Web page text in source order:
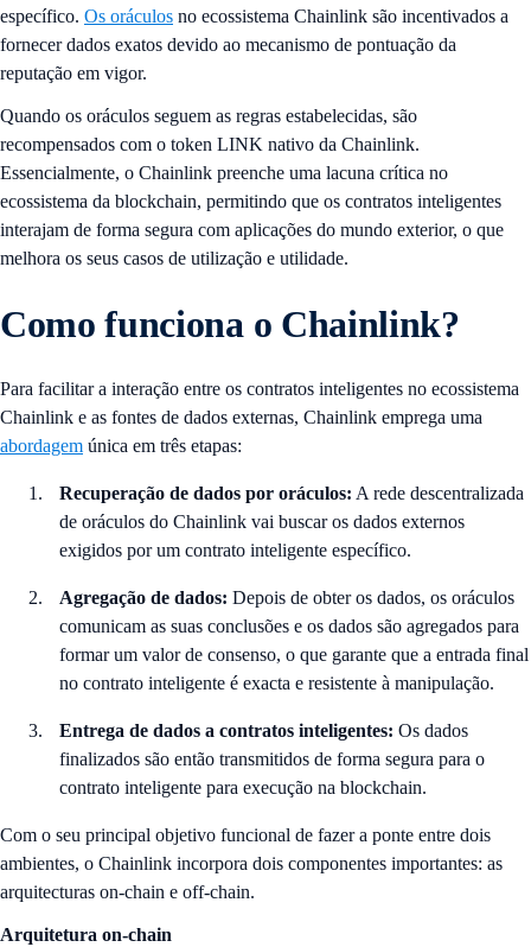
específico. Os oráculos no ecossistema Chainlink são incentivados a
fornecer dados exatos devido ao mecanismo de pontuação da
reputação em vigor.
Quando os oráculos seguem as regras estabelecidas, são
recompensados com o token LINK nativo da Chainlink.
Essencialmente, o Chainlink preenche uma lacuna crítica no
ecossistema da blockchain, permitindo que os contratos inteligentes
interajam de forma segura com aplicações do mundo exterior, o que
melhora os seus casos de utilização e utilidade.
Como funciona o Chainlink?
Para facilitar a interação entre os contratos inteligentes no ecossistema
Chainlink e as fontes de dados externas, Chainlink emprega uma
abordagem única em três etapas:
Recuperação de dados por oráculos: A rede descentralizada
de oráculos do Chainlink vai buscar os dados externos
exigidos por um contrato inteligente específico.
Agregação de dados: Depois de obter os dados, os oráculos
comunicam as suas conclusões e os dados são agregados para
formar um valor de consenso, o que garante que a entrada final
no contrato inteligente é exacta e resistente à manipulação.
Entrega de dados a contratos inteligentes: Os dados
finalizados são então transmitidos de forma segura para o
contrato inteligente para execução na blockchain.
Com o seu principal objetivo funcional de fazer a ponte entre dois
ambientes, o Chainlink incorpora dois componentes importantes: as
arquitecturas on-chain e off-chain.
Arquitetura on-chain